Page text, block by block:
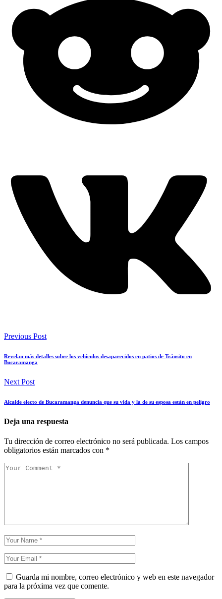
Previous Post
Revelan más detalles sobre los vehículos desaparecidos en patios de Tránsito en
Bucaramanga
Next Post
Alcalde electo de Bucaramanga denuncia que su vida y la de su esposa están en peligro
Deja una respuesta
Tu dirección de correo electrónico no será publicada. Los campos
obligatorios están marcados con *
Guarda mi nombre, correo electrónico y web en este navegador
para la próxima vez que comente.